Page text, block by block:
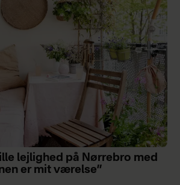
lejlighed på Nørrebro med
er mit værelse”